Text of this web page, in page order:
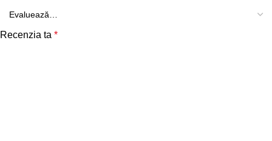
Recenzia ta *